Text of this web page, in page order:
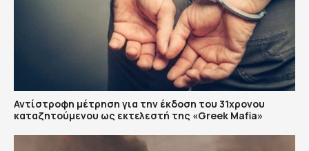
Αντίστροφη μέτρηση για την έκδοση του 31χρονου
καταζητούμενου ως εκτελεστή της «Greek Mafia»